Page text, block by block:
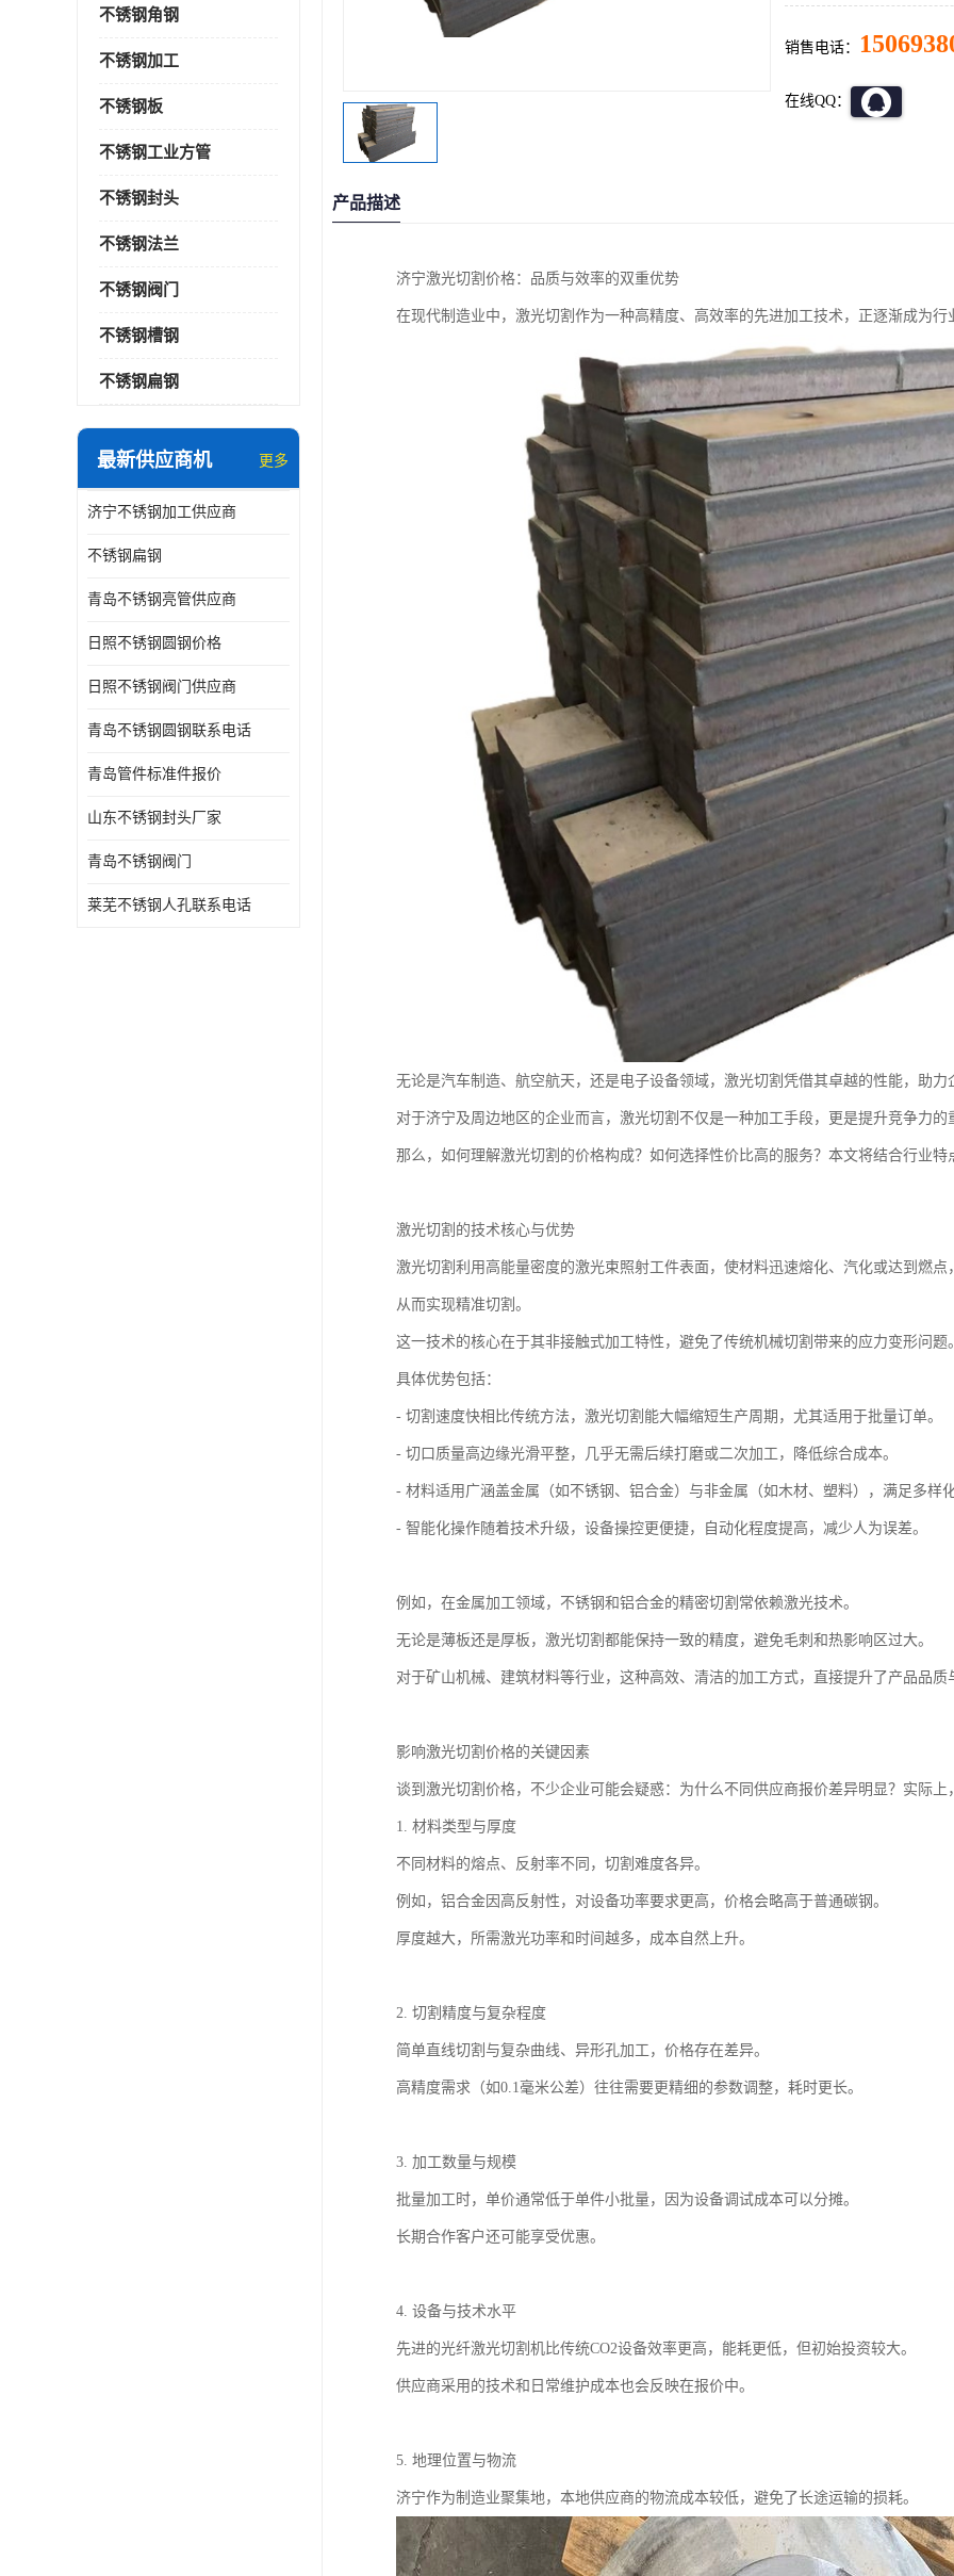
不锈钢角钢
不锈钢加工
不锈钢板
不锈钢工业方管
不锈钢封头
不锈钢法兰
不锈钢阀门
不锈钢槽钢
不锈钢扁钢
最新供应商机 更多
济宁不锈钢加工供应商
不锈钢扁钢
青岛不锈钢亮管供应商
日照不锈钢圆钢价格
日照不锈钢阀门供应商
青岛不锈钢圆钢联系电话
青岛管件标准件报价
山东不锈钢封头厂家
青岛不锈钢阀门
莱芜不锈钢人孔联系电话
销售电话：
在线QQ：
产品描述
济宁激光切割价格：品质与效率的双重优势
在现代制造业中，激光切割作为一种高精度、高效率的先进加工技术，正逐渐成为行
无论是汽车制造、航空航天，还是电子设备领域，激光切割凭借其卓越的性能，助
对于济宁及周边地区的企业而言，激光切割不仅是一种加工手段，更是提升竞争力的
那么，如何理解激光切割的价格构成？如何选择性价比高的服务？本文将结合行业
激光切割的技术核心与优势
激光切割利用高能量密度的激光束照射工件表面，使材料迅速熔化、汽化或达到燃
从而实现精准切割。
这一技术的核心在于其非接触式加工特性，避免了传统机械切割带来的应力变形问题
具体优势包括：
- 切割速度快相比传统方法，激光切割能大幅缩短生产周期，尤其适用于批量订单。
- 切口质量高边缘光滑平整，几乎无需后续打磨或二次加工，降低综合成本。
- 材料适用广涵盖金属（如不锈钢、铝合金）与非金属（如木材、塑料），满足多样
- 智能化操作随着技术升级，设备操控更便捷，自动化程度提高，减少人为误差。
例如，在金属加工领域，不锈钢和铝合金的精密切割常依赖激光技术。
无论是薄板还是厚板，激光切割都能保持一致的精度，避免毛刺和热影响区过大。
对于矿山机械、建筑材料等行业，这种高效、清洁的加工方式，直接提升了产品品质
影响激光切割价格的关键因素
谈到激光切割价格，不少企业可能会疑惑：为什么不同供应商报价差异明显？实际上
1. 材料类型与厚度
不同材料的熔点、反射率不同，切割难度各异。
例如，铝合金因高反射性，对设备功率要求更高，价格会略高于普通碳钢。
厚度越大，所需激光功率和时间越多，成本自然上升。
2. 切割精度与复杂程度
简单直线切割与复杂曲线、异形孔加工，价格存在差异。
高精度需求（如0.1毫米公差）往往需要更精细的参数调整，耗时更长。
3. 加工数量与规模
批量加工时，单价通常低于单件小批量，因为设备调试成本可以分摊。
长期合作客户还可能享受优惠。
4. 设备与技术水平
先进的光纤激光切割机比传统CO2设备效率更高，能耗更低，但初始投资较大。
供应商采用的技术和日常维护成本也会反映在报价中。
5. 地理位置与物流
济宁作为制造业聚集地，本地供应商的物流成本较低，避免了长途运输的损耗。